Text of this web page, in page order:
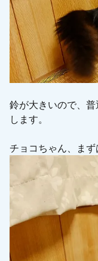
鈴が大きいので、
します。
チョコちゃん、まず